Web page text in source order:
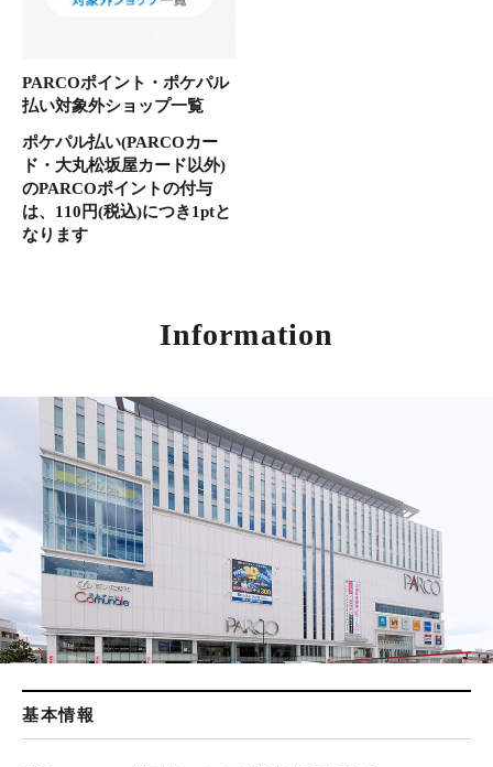
PARCOポイント・ポケパル
払い対象外ショップ一覧
ポケパル払い(PARCOカー
ド・大丸松坂屋カード以外)
のPARCOポイントの付与
は、110円(税込)につき1ptと
なります
Information
基本情報